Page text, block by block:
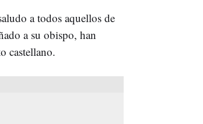
a todos aquellos de
a su obispo, han
castellano.